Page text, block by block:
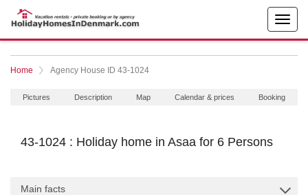
Home Agency House ID 43-1024
Pictures Description Map Calendar & prices Booking
43-1024 : Holiday home in Asaa for 6 Persons
Main facts